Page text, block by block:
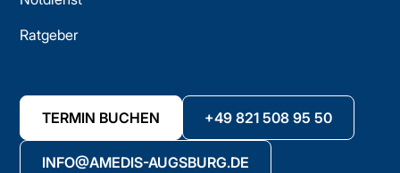
Ratgeber
TERMIN BUCHEN +49 821 508 95 50
INFO@AMEDIS-AUGSBURG.DE